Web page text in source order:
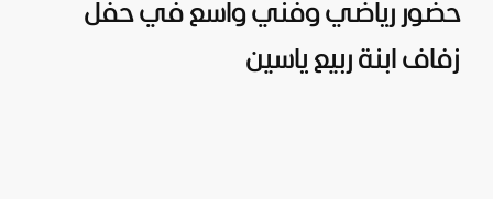
حضور رياضي وفني واسع في حفل
زفاف ابنة ربيع ياسين